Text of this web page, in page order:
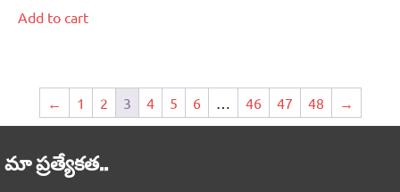
Add to cart
← 1 2 3 4 5 6 … 46 47 48 →
మా ప్రత్యేకత..